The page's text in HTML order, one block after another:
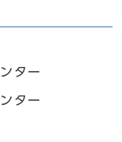
ター
ター